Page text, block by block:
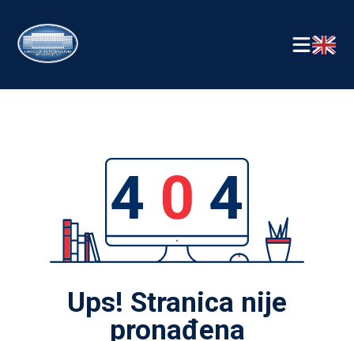
4 0 4
Ups! Stranica nije
pronađena